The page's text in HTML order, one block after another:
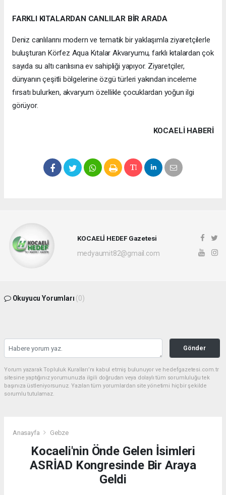
FARKLI KITALARDAN CANLILAR BİR ARADA
Deniz canlılarını modern ve tematik bir yaklaşımla ziyaretçilerle
buluşturan Körfez Aqua Kıtalar Akvaryumu, farklı kıtalardan çok
sayıda su altı canlısına ev sahipliği yapıyor. Ziyaretçiler,
dünyanın çeşitli bölgelerine özgü türleri yakından inceleme
fırsatı bulurken, akvaryum özellikle çocuklardan yoğun ilgi
görüyor.
KOCAELI HABERİ
KOCAELİ HEDEF Gazetesi
medyaumit82@gmail.com
Okuyucu Yorumları (0)
Gönder
Yorum yazarak Topluluk Kuralları’nı kabul etmiş bulunuyor ve hedefgazetesi.com.tr
sitesine yaptığınız yorumunuzla ilgili doğrudan veya dolaylı tüm sorumluluğu tek
başınıza üstleniyorsunuz. Yazılan tüm yorumlardan site yönetimi hiçbir şekilde
sorumlu tutulamaz.
Anasayfa Gebze
Kocaeli'nin Önde Gelen İsimleri
ASRİAD Kongresinde Bir Araya
Geldi